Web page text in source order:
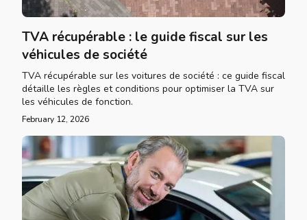
TVA récupérable : le guide fiscal sur les
véhicules de société
TVA récupérable sur les voitures de société : ce guide fiscal
détaille les règles et conditions pour optimiser la TVA sur
les véhicules de fonction.
February 12, 2026